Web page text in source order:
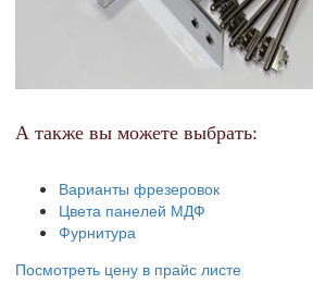
А также вы можете выбрать:
Варианты фрезеровок
Цвета панелей МДФ
Фурнитура
Посмотреть цену в прайс листе